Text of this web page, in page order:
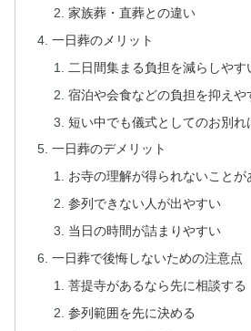
家族葬・直葬との違い
一日葬のメリット
二日間集まる負担を減らしやす
宿泊や会食などの負担を抑えや
短い中でも儀式としてのお別れ
一日葬のデメリット
お寺の理解が得られないことが
参列できない人が出やすい
当日の時間が詰まりやすい
一日葬で後悔しないための注意点
菩提寺があるなら先に相談する
参列範囲を先に決める